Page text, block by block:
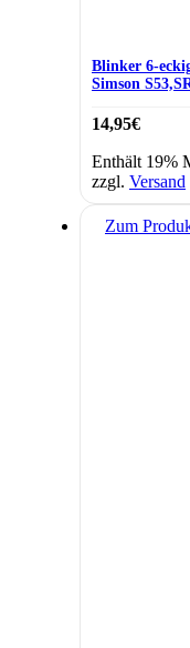
Blinker 6-
Simson
14,95€
Enthält 19%
zzgl. Versand
Zum